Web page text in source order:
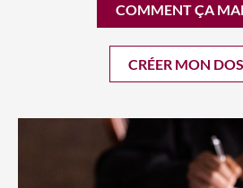
COMMENT ÇA
CRÉER MON